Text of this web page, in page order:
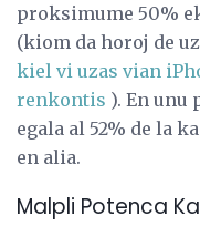
proksimume 50%
(kiom da horoj de
kiel vi uzas vian
renkontis ). En unu
egala al 52% de la
en alia.
Malpli Potenca